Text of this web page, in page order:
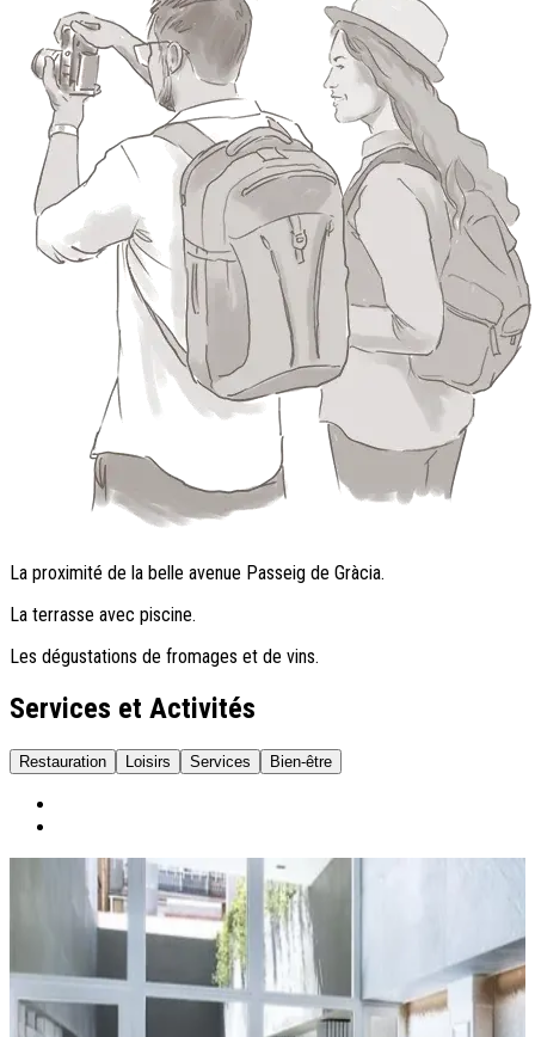
La proximité de la belle avenue Passeig de Gràcia.
La terrasse avec piscine.
Les dégustations de fromages et de vins.
Services et Activités
Restauration Loisirs Services Bien-être